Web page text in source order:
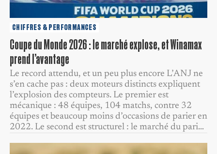
CHIFFRES & PERFORMANCES
Coupe du Monde 2026 : le marché explose, et Winamax
prend l’avantage
Le record attendu, et un peu plus encore L’ANJ ne
s’en cache pas : deux moteurs distincts expliquent
l’explosion des compteurs. Le premier est
mécanique : 48 équipes, 104 matchs, contre 32
équipes et beaucoup moins d’occasions de parier en
2022. Le second est structurel : le marché du pari…